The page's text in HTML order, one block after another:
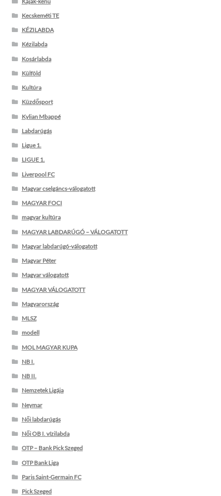
Kecskeméti TE
KÉZILABDA
Kézilabda
Kosárlabda
Külföld
Kultúra
Küzdősport
Kylian Mbappé
Labdarúgás
Ligue 1.
LIGUE 1.
Liverpool FC
Magyar cselgáncs-válogatott
MAGYAR FOCI
magyar kultúra
MAGYAR LABDARÚGÓ – VÁLOGATOTT
Magyar labdarúgó-válogatott
Magyar Péter
Magyar válogatott
MAGYAR VÁLOGATOTT
Magyarország
MLSZ
modell
MOL MAGYAR KUPA
NB I.
NB II.
Nemzetek Ligája
Neymar
Női labdarúgás
Női OB I. vízilabda
OTP – Bank Pick Szeged
OTP Bank Liga
Paris Saint-Germain FC
Pick Szeged